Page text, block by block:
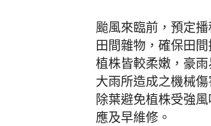
颱風來臨前，預定
田間雜物，確保田
植株皆較柔嫩，豪
大雨所造成之機械
除葉避免植株受強
應及早維修。